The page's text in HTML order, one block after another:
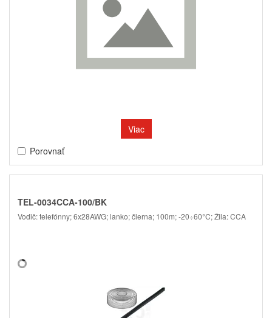
Viac
Porovnať
TEL-0034CCA-100/BK
Vodič: telefónny; 6x28AWG; lanko; čierna; 100m; -20÷60°C; Žila: CCA